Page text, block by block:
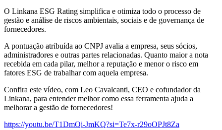
O Linkana ESG Rating simplifica e otimiza todo o processo de
gestão e análise de riscos ambientais, sociais e de governança de
fornecedores.
A pontuação atribuída ao CNPJ avalia a empresa, seus sócios,
administradores e outras partes relacionadas. Quanto maior a nota
recebida em cada pilar, melhor a reputação e menor o risco em
fatores ESG de trabalhar com aquela empresa.
Confira este vídeo, com Leo Cavalcanti, CEO e cofundador da
Linkana, para entender melhor como essa ferramenta ajuda a
melhorar a gestão de fornecedores!
https://youtu.be/T1DmQi-JmKQ?si=Te7x-r29oOPJt8Za